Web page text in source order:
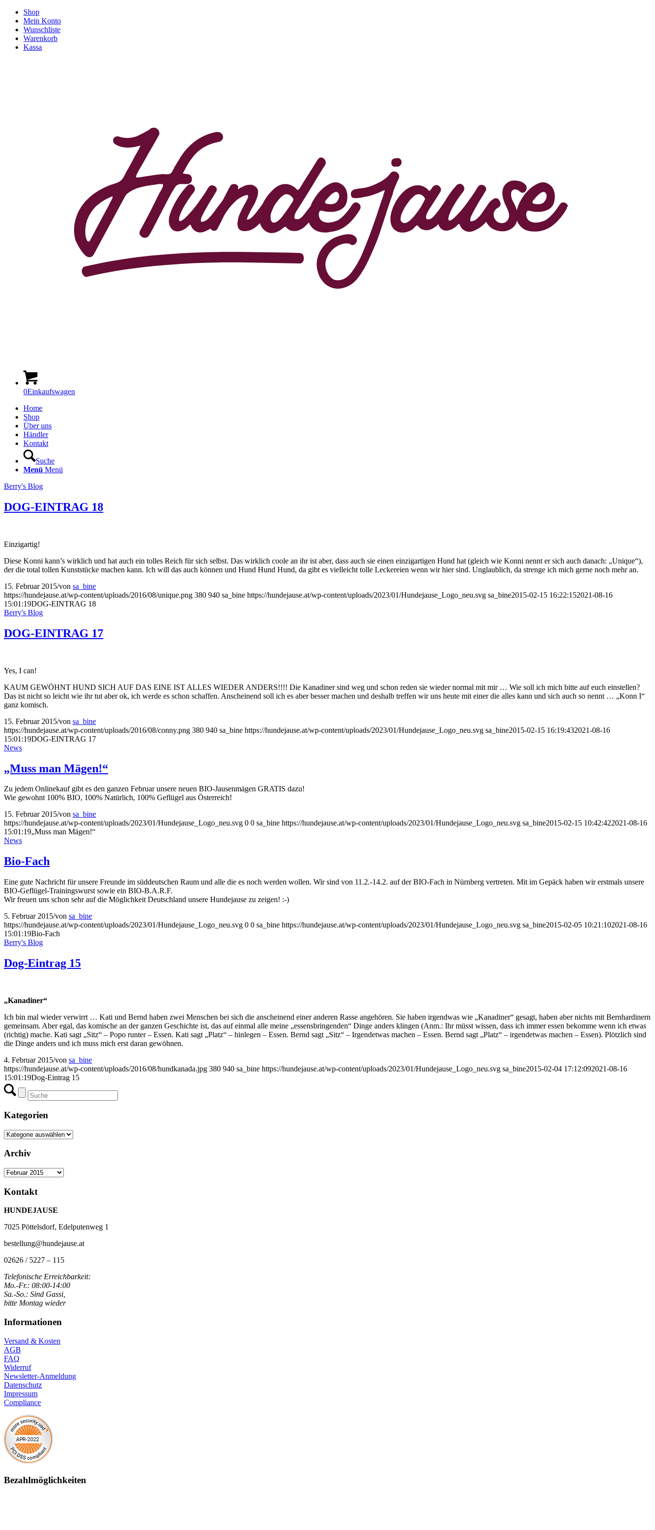
Shop
Mein Konto
Wunschliste
Warenkorb
Kassa
0Einkaufswagen
Home
Shop
Über uns
Händler
Kontakt
Suche
Menü Menü
Berry's Blog
DOG-EINTRAG 18
Einzigartig!
Diese Konni kann’s wirklich und hat auch ein tolles Reich für sich selbst. Das wirklich coole an ihr ist aber, dass auch sie einen einzigartigen Hund hat (gleich wie Konni nennt er sich auch danach: „Unique“),
der die total tollen Kunststücke machen kann. Ich will das auch können und Hund Hund Hund, da gibt es vielleicht tolle Leckereien wenn wir hier sind. Unglaublich, da strenge ich mich gerne noch mehr an.
15. Februar 2015/von sa_bine
https://hundejause.at/wp-content/uploads/2016/08/unique.png 380 940 sa_bine https://hundejause.at/wp-content/uploads/2023/01/Hundejause_Logo_neu.svg sa_bine2015-02-15 16:22:152021-08-16
15:01:19DOG-EINTRAG 18
Berry's Blog
DOG-EINTRAG 17
Yes, I can!
KAUM GEWÖHNT HUND SICH AUF DAS EINE IST ALLES WIEDER ANDERS!!!! Die Kanadiner sind weg und schon reden sie wieder normal mit mir … Wie soll ich mich bitte auf euch einstellen?
Das ist nicht so leicht wie ihr tut aber ok, ich werde es schon schaffen. Anscheinend soll ich es aber besser machen und deshalb treffen wir uns heute mit einer die alles kann und sich auch so nennt … „Konn I“
ganz komisch.
15. Februar 2015/von sa_bine
https://hundejause.at/wp-content/uploads/2016/08/conny.png 380 940 sa_bine https://hundejause.at/wp-content/uploads/2023/01/Hundejause_Logo_neu.svg sa_bine2015-02-15 16:19:432021-08-16
15:01:19DOG-EINTRAG 17
News
„Muss man Mägen!“
Zu jedem Onlinekauf gibt es den ganzen Februar unsere neuen BIO-Jausenmägen GRATIS dazu!
Wie gewohnt 100% BIO, 100% Natürlich, 100% Geflügel aus Österreich!
15. Februar 2015/von sa_bine
https://hundejause.at/wp-content/uploads/2023/01/Hundejause_Logo_neu.svg 0 0 sa_bine https://hundejause.at/wp-content/uploads/2023/01/Hundejause_Logo_neu.svg sa_bine2015-02-15 10:42:422021-08-16
15:01:19„Muss man Mägen!“
News
Bio-Fach
Eine gute Nachricht für unsere Freunde im süddeutschen Raum und alle die es noch werden wollen. Wir sind von 11.2.-14.2. auf der BIO-Fach in Nürnberg vertreten. Mit im Gepäck haben wir erstmals unsere
BIO-Geflügel-Trainingswurst sowie ein BIO-B.A.R.F.
Wir freuen uns schon sehr auf die Möglichkeit Deutschland unsere Hundejause zu zeigen! :-)
5. Februar 2015/von sa_bine
https://hundejause.at/wp-content/uploads/2023/01/Hundejause_Logo_neu.svg 0 0 sa_bine https://hundejause.at/wp-content/uploads/2023/01/Hundejause_Logo_neu.svg sa_bine2015-02-05 10:21:102021-08-16
15:01:19Bio-Fach
Berry's Blog
Dog-Eintrag 15
„Kanadiner“
Ich bin mal wieder verwirrt … Kati und Bernd haben zwei Menschen bei sich die anscheinend einer anderen Rasse angehören. Sie haben irgendwas wie „Kanadiner“ gesagt, haben aber nichts mit Bernhardinern
gemeinsam. Aber egal, das komische an der ganzen Geschichte ist, das auf einmal alle meine „essensbringenden“ Dinge anders klingen (Anm.: Ihr müsst wissen, dass ich immer essen bekomme wenn ich etwas
(richtig) mache. Kati sagt „Sitz“ – Popo runter – Essen. Kati sagt „Platz“ – hinlegen – Essen. Bernd sagt „Sitz“ – Irgendetwas machen – Essen. Bernd sagt „Platz“ – irgendetwas machen – Essen). Plötzlich sind
die Dinge anders und ich muss mich erst daran gewöhnen.
4. Februar 2015/von sa_bine
https://hundejause.at/wp-content/uploads/2016/08/hundkanada.jpg 380 940 sa_bine https://hundejause.at/wp-content/uploads/2023/01/Hundejause_Logo_neu.svg sa_bine2015-02-04 17:12:092021-08-16
15:01:19Dog-Eintrag 15
Kategorien
Kategorien
Archiv
Archiv
Kontakt
HUNDEJAUSE
7025 Pöttelsdorf, Edelputenweg 1
bestellung@hundejause.at
02626 / 5227 – 115
Telefonische Erreichbarkeit:
Mo.-Fr.: 08:00-14:00
Sa.-So.: Sind Gassi,
bitte Montag wieder
Informationen
Versand & Kosten
AGB
FAQ
Widerruf
Newsletter-Anmeldung
Datenschutz
Impressum
Compliance
Bezahlmöglichkeiten